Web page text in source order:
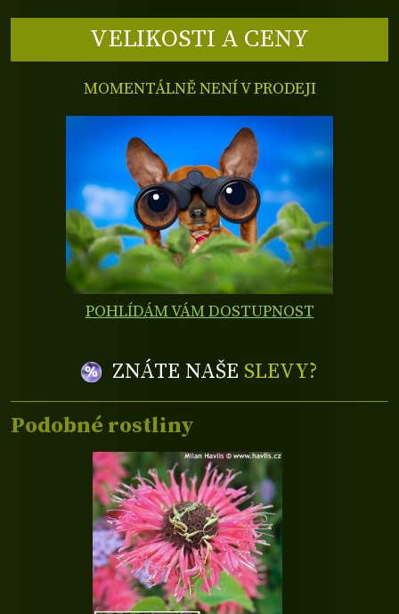
VELIKOSTI A CENY
MOMENTÁLNĚ NENÍ V PRODEJI
POHLÍDÁM VÁM DOSTUPNOST
ZNÁTE NAŠE SLEVY?
Podobné rostliny